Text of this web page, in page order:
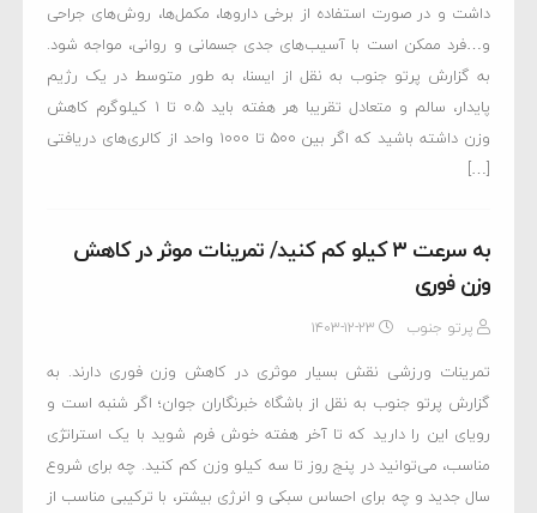
داشت و در صورت استفاده از برخی داروها، مکمل‌ها، روش‌های جراحی
و…فرد ممکن است با آسیب‌های جدی جسمانی و روانی، مواجه شود.
به گزارش پرتو جنوب به نقل از ایسنا، به طور متوسط در یک رژیم
پایدار، سالم و متعادل تقریبا هر هفته باید ۰.۵ تا ۱ کیلوگرم کاهش
وزن داشته باشید که اگر بین ۵۰۰ تا ۱۰۰۰ واحد از کالری‌های دریافتی
[…]
به سرعت ۳ کیلو کم کنید/ تمرینات موثر در کاهش
وزن فوری
پرتو جنوب ۱۴۰۳-۱۲-۲۳
تمرینات ورزشی نقش بسیار موثری در کاهش وزن فوری دارند. به
گزارش پرتو جنوب به نقل از باشگاه خبرنگاران جوان؛ اگر شنبه است و
رویای این را دارید که تا آخر هفته خوش فرم شوید با یک استراتژی
مناسب، می‌توانید در پنج روز تا سه کیلو وزن کم کنید. چه برای شروع
سال جدید و چه برای احساس سبکی و انرژی بیشتر، با ترکیبی مناسب از